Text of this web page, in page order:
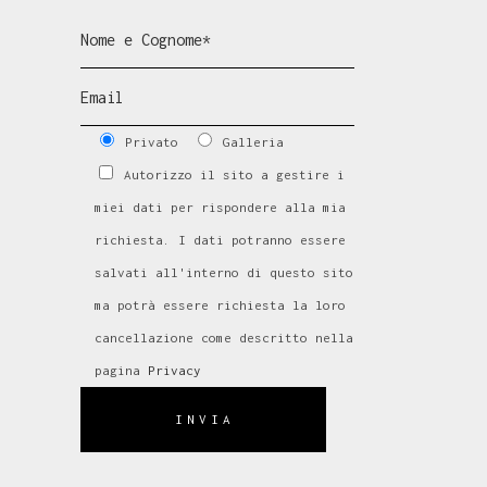
Privato Galleria
Autorizzo il sito a gestire i
miei dati per rispondere alla mia
richiesta. I dati potranno essere
salvati all'interno di questo sito
ma potrà essere richiesta la loro
cancellazione come descritto nella
pagina Privacy
INVIA